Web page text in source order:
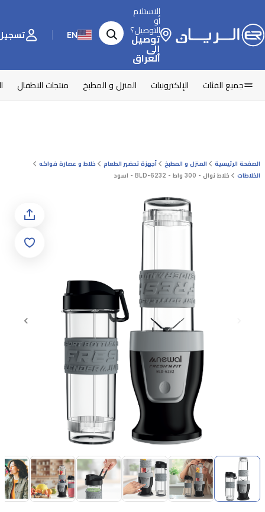
الاستلام
أو
التوصيل؟
توصيل
إلى
العراق
EN تسجيل
جميع الفئات الإلكترونيات المنزل و المطبخ منتجات الاطفال
الصفحة الرئيسية المنزل و المطبخ أجهزة تحضير الطعام
خلاط و عصارة فواكه
الخلاطات
خلاط نوال - 300 واط - BLD-6232 - اسود
Item